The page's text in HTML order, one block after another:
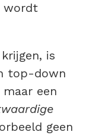
wordt
is
top-down
een
geen